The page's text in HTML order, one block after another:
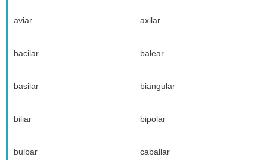
aviar axilar
bacilar balear
basilar biangular
biliar bipolar
bulbar caballar